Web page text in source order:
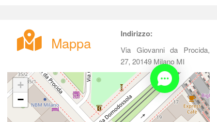
Mappa Indirizzo:
Via Giovanni da Procida,
27, 20149 Milano MI
+
−